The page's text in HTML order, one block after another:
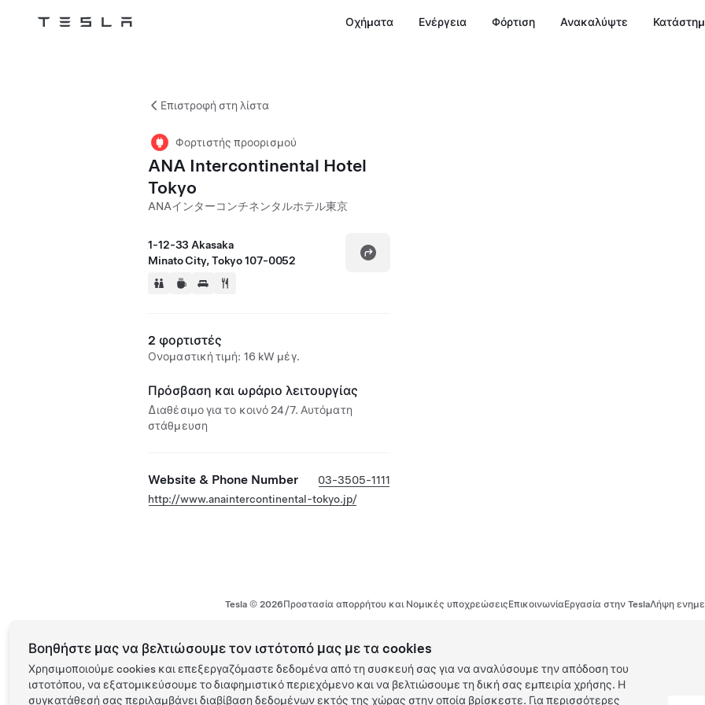
Tesla Οχήματα Ενέργεια Φόρτιση Ανακαλύψτε
Επιστροφή στη λίστα
Φορτιστής προορισμού
ANA Intercontinental Hotel
Tokyo
ANAインターコンチネンタルホテル東京
1-12-33 Akasaka
Minato City, Tokyo 107-0052
2 φορτιστές
Ονομαστική τιμή: 16 kW μέγ.
Πρόσβαση και ωράριο λειτουργίας
Διαθέσιμο για το κοινό 24/7. Αυτόματη
στάθμευση
Website & Phone Number
03-3505-1111
http://www.anaintercontinental-tokyo.jp/
Tesla © 2026Προστασία απορρήτου και Νομικές υποχρεώσειςΕπικοινωνίαΕργασία στην TeslaΛήψη
Βοηθήστε μας να βελτιώσουμε τον ιστότοπό μας με τα cookies
Χρησιμοποιούμε cookies και επεξεργαζόμαστε δεδομένα από τη συσκευή σας για να αναλύσουμε την απόδοση του
ιστοτόπου, να εξατομικεύσουμε το διαφημιστικό περιεχόμενο και να βελτιώσουμε τη δική σας εμπειρία χρήσης. Η
συγκατάθεσή σας περιλαμβάνει διαβίβαση δεδομένων εκτός της χώρας στην οποία βρίσκεστε. Για περισσότερες